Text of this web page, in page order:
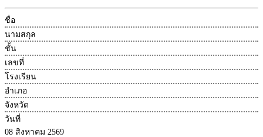
ชื่อ
นามสกุล
ชั้น
เลขที่
โรงเรียน
อำเภอ
จังหวัด
วันที่
08 สิงหาคม 2569